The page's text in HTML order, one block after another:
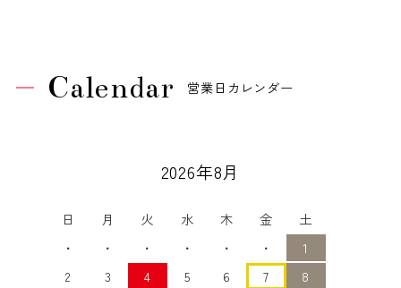
Calendar 営業日カレンダー
2026年8月
日 月 火 水 木 金
土
・
・ ・ ・ ・ ・
1
2
3 4 5 6 7
8